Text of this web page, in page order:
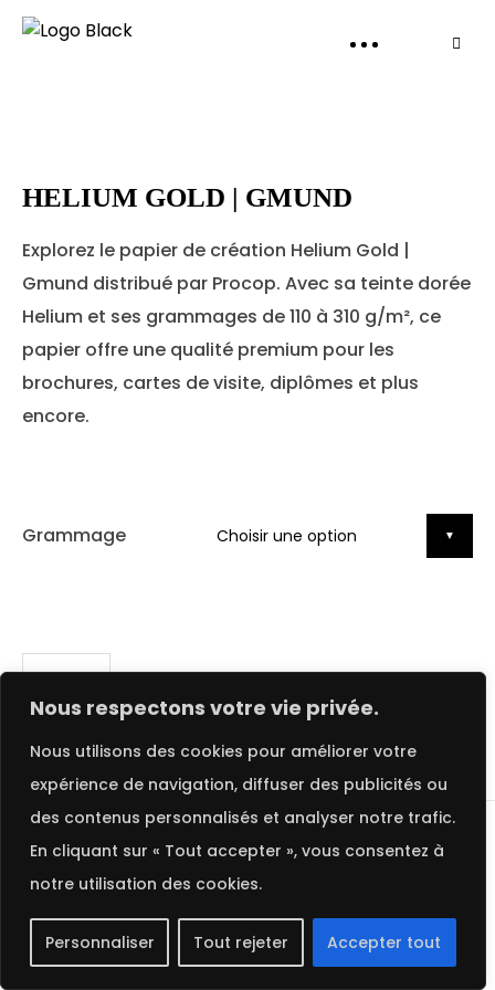
Nous respectons votre vie privée.
Nous utilisons des cookies pour améliorer votre
expérience de navigation, diffuser des publicités ou
des contenus personnalisés et analyser notre trafic.
En cliquant sur « Tout accepter », vous consentez à
notre utilisation des cookies.
Personnaliser Tout rejeter Accepter tout
HELIUM GOLD | GMUND
Explorez le papier de création Helium Gold |
Gmund distribué par Procop. Avec sa teinte dorée
Helium et ses grammages de 110 à 310 g/m², ce
papier offre une qualité premium pour les
brochures, cartes de visite, diplômes et plus
encore.
Grammage
Description Informations complémentaires
DESCRIPTION
Le papier de créationHelium GolddeGmund,